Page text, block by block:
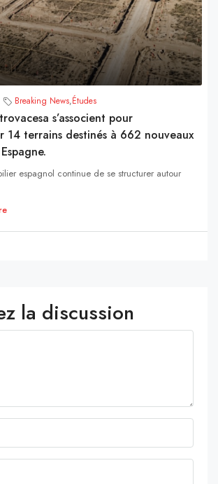
Breaking News,Études
s’associent pour
14 terrains destinés à 662 nouveaux
espagnol continue de se structurer autour
la discussion